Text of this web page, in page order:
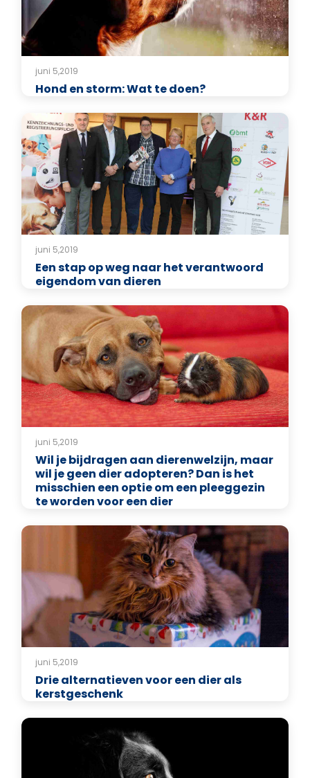
juni 5,2019
Hond en storm: Wat te doen?
juni 5,2019
Een stap op weg naar het verantwoord
eigendom van dieren
juni 5,2019
Wil je bijdragen aan dierenwelzijn, maar
wil je geen dier adopteren? Dan is het
misschien een optie om een pleeggezin
te worden voor een dier
juni 5,2019
Drie alternatieven voor een dier als
kerstgeschenk